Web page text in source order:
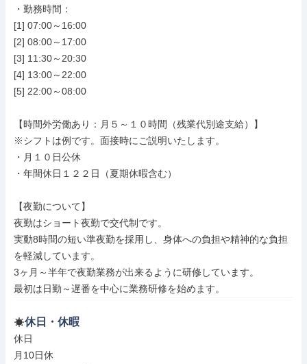
・勤務時間：
[1] 07:00～16:00
[2] 08:00～17:00
[3] 11:30～20:30
[4] 13:00～22:00
[5] 22:00～08:00
【時間外労働あり：月５～１０時間（残業代別途支給）】
※シフトは例です。面接時にご説明いたします。
・月１０日公休
・年間休日１２２日（夏期休暇含む）
【夜勤について】
夜勤はショート夜勤で交代制です。
実動8時間の短い準夜勤を採用し、身体への負担や精神的な負担
を軽減しています。
3ヶ月～半年で夜勤業務が出来るように研修しています。
最初は日勤～遅番を中心に業務研修を始めます。
休日・休暇
休日
月10日休